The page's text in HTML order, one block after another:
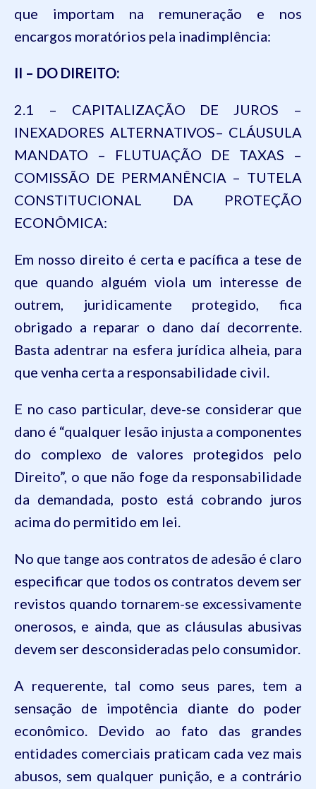
que importam na remuneração e nos
encargos moratórios pela inadimplência:
II – DO DIREITO:
2.1 – CAPITALIZAÇÃO DE JUROS –
INEXADORES ALTERNATIVOS– CLÁUSULA
MANDATO – FLUTUAÇÃO DE TAXAS –
COMISSÃO DE PERMANÊNCIA – TUTELA
CONSTITUCIONAL DA PROTEÇÃO
ECONÔMICA:
Em nosso direito é certa e pacífica a tese de
que quando alguém viola um interesse de
outrem, juridicamente protegido, fica
obrigado a reparar o dano daí decorrente.
Basta adentrar na esfera jurídica alheia, para
que venha certa a responsabilidade civil.
E no caso particular, deve-se considerar que
dano é “qualquer lesão injusta a componentes
do complexo de valores protegidos pelo
Direito”, o que não foge da responsabilidade
da demandada, posto está cobrando juros
acima do permitido em lei.
No que tange aos contratos de adesão é claro
especificar que todos os contratos devem ser
revistos quando tornarem-se excessivamente
onerosos, e ainda, que as cláusulas abusivas
devem ser desconsideradas pelo consumidor.
A requerente, tal como seus pares, tem a
sensação de impotência diante do poder
econômico. Devido ao fato das grandes
entidades comerciais praticam cada vez mais
abusos, sem qualquer punição, e a contrário